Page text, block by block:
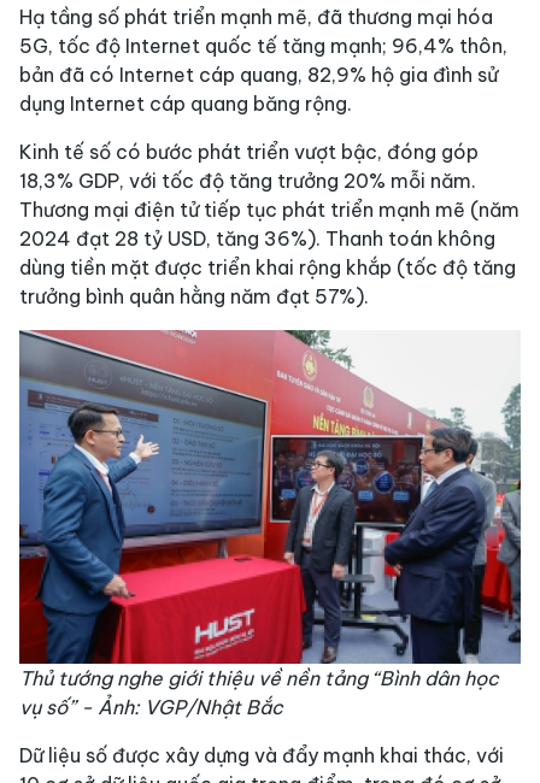
Hạ tầng số phát triển mạnh mẽ, đã thương mại hóa
5G, tốc độ Internet quốc tế tăng mạnh; 96,4% thôn,
bản đã có Internet cáp quang, 82,9% hộ gia đình sử
dụng Internet cáp quang băng rộng.
Kinh tế số có bước phát triển vượt bậc, đóng góp
18,3% GDP, với tốc độ tăng trưởng 20% mỗi năm.
Thương mại điện tử tiếp tục phát triển mạnh mẽ (năm
2024 đạt 28 tỷ USD, tăng 36%). Thanh toán không
dùng tiền mặt được triển khai rộng khắp (tốc độ tăng
trưởng bình quân hằng năm đạt 57%).
Thủ tướng nghe giới thiệu về nền tảng “Bình dân học
vụ số” - Ảnh: VGP/Nhật Bắc
Dữ liệu số được xây dựng và đẩy mạnh khai thác, với